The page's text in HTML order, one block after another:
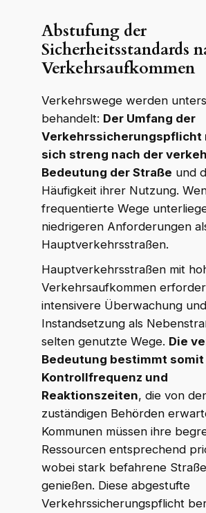
Abstufung der
Sicherheitsstandards
Verkehrsaufkommen
Verkehrswege werden
behandelt: Der Umfang der
Verkehrssicherungspflicht
sich streng nach der
Bedeutung der Straße und
Häufigkeit ihrer Nutzung.
frequentierte Wege
niedrigeren Anforderungen
Hauptverkehrsstraßen.
Hauptverkehrsstraßen mit
Verkehrsaufkommen
intensivere Überwachung
Instandsetzung als
selten genutzte Wege. Die
Bedeutung bestimmt
Kontrollfrequenz und
Reaktionszeiten, die von
zuständigen Behörden
Kommunen müssen ihre
Ressourcen entsprechend
wobei stark befahrene
genießen. Diese abgestufte
Verkehrssicherungspflicht